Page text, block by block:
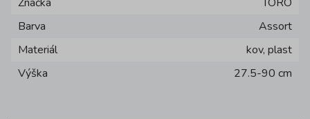
Barva
Assort
Materiál
kov, plast
Výška
27.5-90 cm